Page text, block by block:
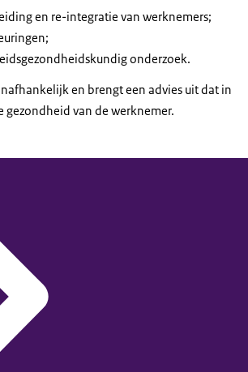
en re-integratie van werknemers;
onderzoek.
en brengt een advies uit dat in
gezondheid van de werknemer.